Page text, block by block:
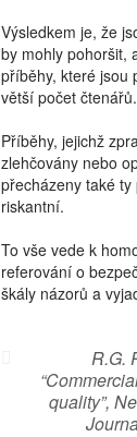
Výsledkem je, že
by mohly pohoršit,
příběhy, které jsou
větší počet čtenářů.
Příběhy, jejichž
zlehčovány nebo
přecházeny také
riskantní.
To vše vede k
referování o
škály názorů a
R.G.
quality”,